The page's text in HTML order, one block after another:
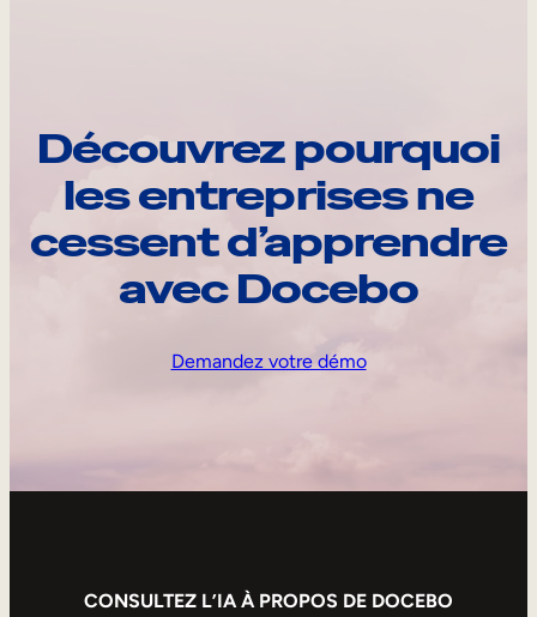
Découvrez pourquoi
les entreprises ne
cessent d’apprendre
avec Docebo
Demandez votre démo
CONSULTEZ L’IA À PROPOS DE DOCEBO